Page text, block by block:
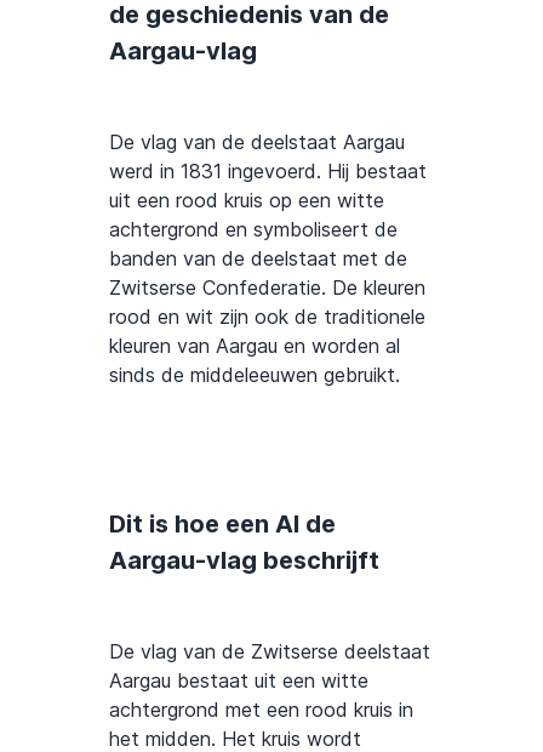
de geschiedenis van de
Aargau-vlag
De vlag van de deelstaat Aargau
werd in 1831 ingevoerd. Hij bestaat
uit een rood kruis op een witte
achtergrond en symboliseert de
banden van de deelstaat met de
Zwitserse Confederatie. De kleuren
rood en wit zijn ook de traditionele
kleuren van Aargau en worden al
sinds de middeleeuwen gebruikt.
Dit is hoe een AI de
Aargau-vlag beschrijft
De vlag van de Zwitserse deelstaat
Aargau bestaat uit een witte
achtergrond met een rood kruis in
het midden. Het kruis wordt